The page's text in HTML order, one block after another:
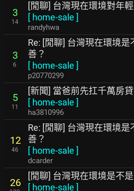
3
14
[閒聊] 台灣現在環境對年
[ home-sale ]
randyhwa
3
6
Re: [閒聊] 台灣現在環境
善？
[ home-sale ]
p20770299
5
11
[新聞] 當爸前先扛千萬房
[ home-sale ]
ha3810996
12
46
Re: [閒聊] 台灣現在環境
善？
[ home-sale ]
dcarder
26
[閒聊] 台灣現在環境是不
[ home-sale ]